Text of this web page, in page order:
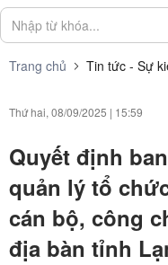
Trang chủ Tin tức - Sự
Thứ hai, 08/09/2025 | 15:59
Quyết định
quản lý tổ
cán bộ, công
địa bàn tỉnh